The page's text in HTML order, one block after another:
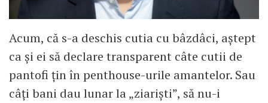
Acum, că s-a deschis cutia cu bâzdâci, aștept
ca și ei să declare transparent câte cutii de
pantofi țin în penthouse-urile amantelor. Sau
câți bani dau lunar la „ziariști”, să nu-i